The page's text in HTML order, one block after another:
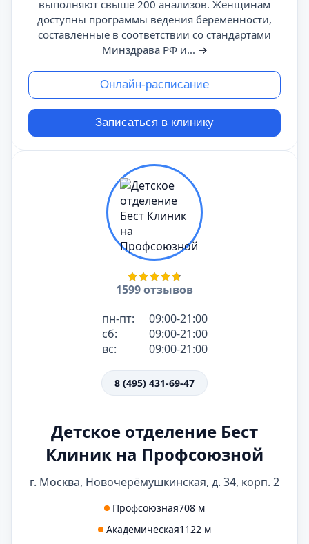
выполняют свыше 200 анализов. Женщинам
доступны программы ведения беременности,
составленные в соответствии со стандартами
Минздрава РФ и... →
Онлайн-расписание
Записаться в клинику
1599 отзывов
пн-пт:
09:00-21:00
сб:
09:00-21:00
вс:
09:00-21:00
8 (495) 431-69-47
Детское отделение Бест
Клиник на Профсоюзной
г. Москва, Новочерёмушкинская, д. 34, корп. 2
Профсоюзная708 м
Академическая1122 м